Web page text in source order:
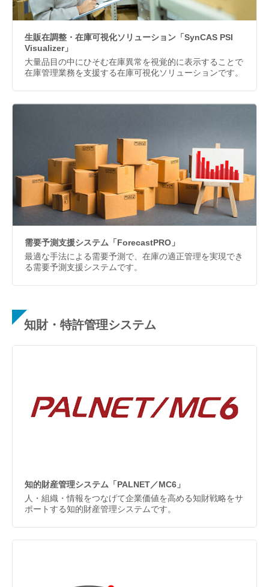
生販在調整・在庫可視化ソリューション「SynCAS PSI
Visualizer」
大量品目の中にひそむ在庫異常を視覚的に表示することで
在庫管理業務を支援する在庫可視化ソリューションです。
需要予測支援システム「ForecastPRO」
最適な手法による需要予測で、在庫の適正管理を実現でき
る需要予測支援システムです。
知財・特許管理システム
知的財産管理システム「PALNET／MC6」
人・組織・情報をつなげて企業価値を高める知財戦略をサ
ポートする知的財産管理システムです。